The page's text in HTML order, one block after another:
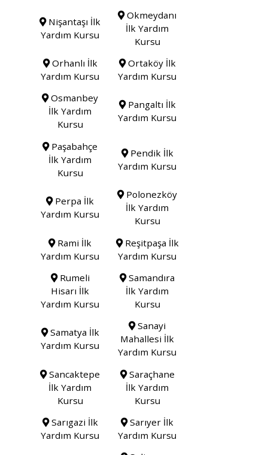
Nişantaşı İlk
Yardım Kursu
Okmeydanı
İlk Yardım
Kursu
Orhanlı İlk
Yardım Kursu
Ortaköy İlk
Yardım Kursu
Osmanbey
İlk Yardım
Kursu
Pangaltı İlk
Yardım Kursu
Paşabahçe
İlk Yardım
Kursu
Pendik İlk
Yardım Kursu
Perpa İlk
Yardım Kursu
Polonezköy
İlk Yardım
Kursu
Rami İlk
Yardım Kursu
Reşitpaşa İlk
Yardım Kursu
Rumeli
Hisarı İlk
Yardım Kursu
Samandıra
İlk Yardım
Kursu
Samatya İlk
Yardım Kursu
Sanayi
Mahallesi İlk
Yardım Kursu
Sancaktepe
İlk Yardım
Kursu
Saraçhane
İlk Yardım
Kursu
Sarıgazi İlk
Yardım Kursu
Sarıyer İlk
Yardım Kursu